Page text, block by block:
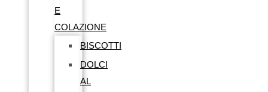
E
COLAZIONE
BISCOTTI
DOLCI
AL